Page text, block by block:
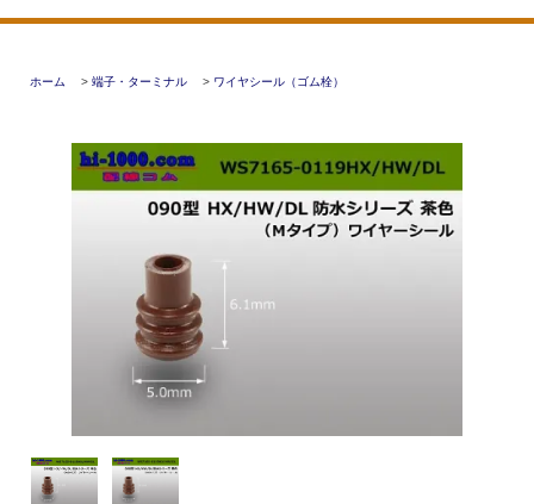
ホーム > 端子・ターミナル > ワイヤシール（ゴム栓）